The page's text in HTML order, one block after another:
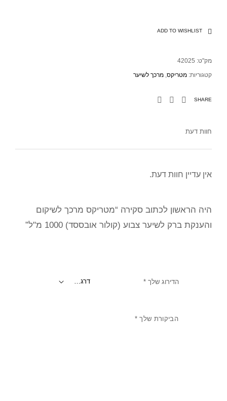
ADD TO WISHLIST
מק"ט: 42025
קטגוריות: מטריקס, מרכך לשיער
SHARE
חוות דעת
אין עדיין חוות דעת.
היה הראשון לכתוב סקירה “מטריקס מרכך לשיקום
והענקת ברק לשיער צבוע (קולור אובססד) 1000 מ"ל”
הדירוג שלך *